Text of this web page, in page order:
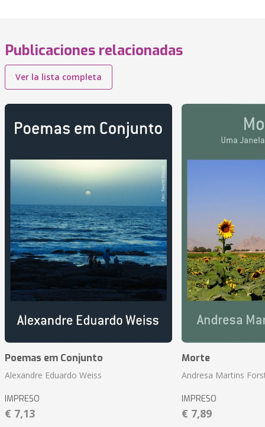
Publicaciones relacionadas
Ver la lista completa
Poemas em Conjunto
Alexandre Eduardo Weiss
IMPRESO
€ 7,13
Morte
Andresa Martins
IMPRESO
€ 7,89